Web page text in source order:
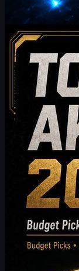
William Miller
Counter-Strike 2
Topp 10 AK-
Upptäck de 10
prisvärda
jämför stil,
hjälpa CS2-
inventarie.
maj 20, 2026